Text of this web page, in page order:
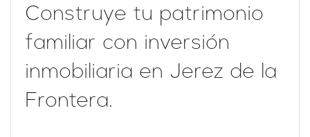
Construye tu patrimonio
familiar con inversión
inmobiliaria en Jerez de la
Frontera.